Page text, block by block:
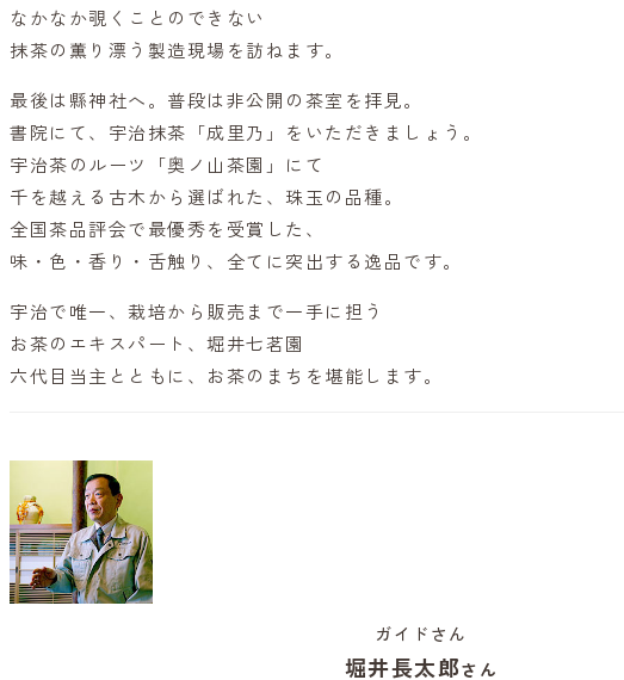
なかなか覗くことのできない
抹茶の薫り漂う製造現場を訪ねます。
最後は縣神社へ。普段は非公開の茶室を拝見。
書院にて、宇治抹茶「成里乃」をいただきましょう。
宇治茶のルーツ「奥ノ山茶園」にて
千を越える古木から選ばれた、珠玉の品種。
全国茶品評会で最優秀を受賞した、
味・色・香り・舌触り、全てに突出する逸品です。
宇治で唯一、栽培から販売まで一手に担う
お茶のエキスパート、堀井七茗園
六代目当主とともに、お茶のまちを堪能します。
ガイドさん
堀井長太郎さん